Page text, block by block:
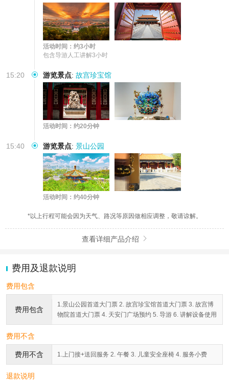
活动时间：约3小时
包含导游人工讲解3小时
15:20 游览景点: 故宫珍宝馆
活动时间：约20分钟
15:40 游览景点: 景山公园
活动时间：约40分钟
*以上行程可能会因为天气、路况等原因做相应调整，敬请谅解。
查看详细产品介绍 
费用及退款说明
费用包含
费用包含
1.景山公园首道大门票 2. 故宫珍宝馆首道大门票 3. 故宫博
物院首道大门票 4. 天安门广场预约 5. 导游 6. 讲解设备使用
费用不含
费用不含 1.上门接+送回服务 2. 午餐 3. 儿童安全座椅 4. 服务小费
退款说明